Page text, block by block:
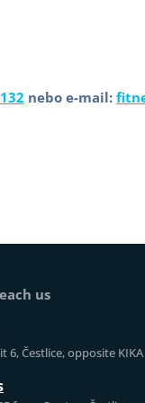
nebo e-mail:
us
6, Čestlice, opposite KIKA